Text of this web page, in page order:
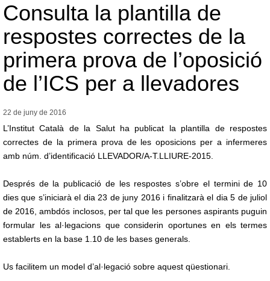
Consulta la plantilla de
respostes correctes de la
primera prova de l’oposició
de l’ICS per a llevadores
22 de juny de 2016
L’Institut Català de la Salut ha publicat la plantilla de respostes
correctes de la primera prova de les oposicions per a infermeres
amb núm. d’identificació LLEVADOR/A-T.LLIURE-2015.
Després de la publicació de les respostes s’obre el termini de 10
dies que s’iniciarà el dia 23 de juny 2016 i finalitzarà el dia 5 de juliol
de 2016, ambdós inclosos, per tal que les persones aspirants puguin
formular les al·legacions que considerin oportunes en els termes
establerts en la base 1.10 de les bases generals.
Us facilitem un model d’al·legació sobre aquest qüestionari.